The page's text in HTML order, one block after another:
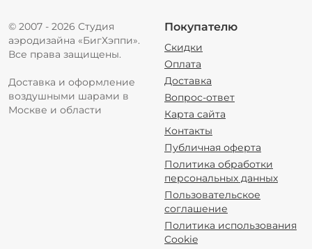
© 2007 - 2026 Студия
аэродизайна «БигХэппи».
Все права защищены.
Доставка и оформление
воздушными шарами в
Москве и области
Покупателю
Скидки
Оплата
Доставка
Вопрос-ответ
Карта сайта
Контакты
Публичная оферта
Политика обработки
персональных данных
Пользовательское
соглашение
Политика использования
Cookie